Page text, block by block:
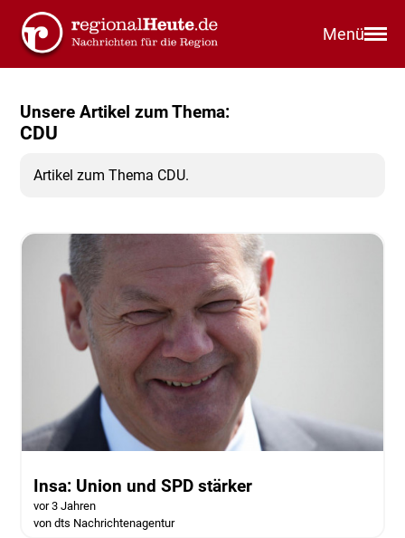
Menü
Unsere Artikel zum Thema:
CDU
Artikel zum Thema CDU.
Insa: Union und SPD stärker
vor 3 Jahren
von dts Nachrichtenagentur